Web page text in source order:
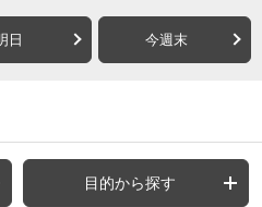
日 今週末
目的から探す